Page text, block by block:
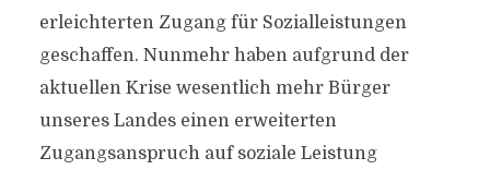
erleichterten Zugang für Sozialleistungen
geschaffen. Nunmehr haben aufgrund der
aktuellen Krise wesentlich mehr Bürger
unseres Landes einen erweiterten
Zugangsanspruch auf soziale Leistung